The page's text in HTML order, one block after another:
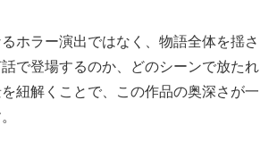
ホラー演出ではなく、物語全体を揺さ
で登場するのか、どのシーンで放たれ
紐解くことで、この作品の奥深さが一